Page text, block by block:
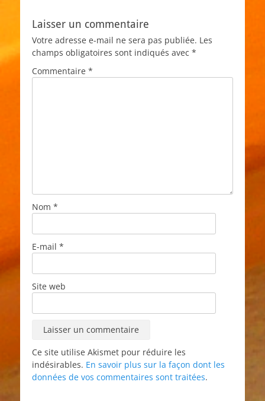
Laisser un commentaire
Votre adresse e-mail ne sera pas publiée. Les
champs obligatoires sont indiqués avec *
Commentaire *
Nom *
E-mail *
Site web
Ce site utilise Akismet pour réduire les
indésirables. En savoir plus sur la façon dont les
données de vos commentaires sont traitées.